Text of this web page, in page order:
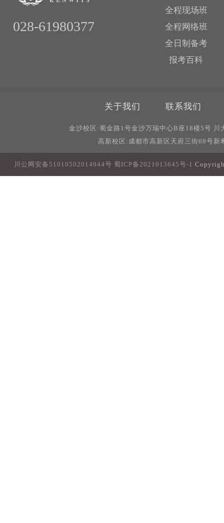
028-61980377
全程现场班
全程网络班
全日制备考
报考百科
关于我们 联系我们
金沙校区:蜀金路1号金沙万瑞中心B座18楼5号
高新校区:成都市高新区天府三街69号
川公网安备51010502014944号 蜀ICP备2021013645号-1